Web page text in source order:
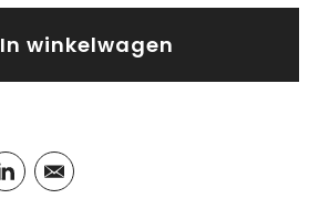
In winkelwagen